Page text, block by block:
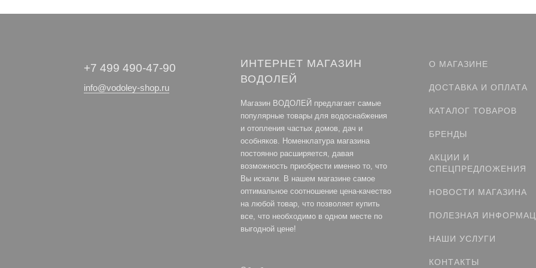
+7 499 490-47-90
info@vodoley-shop.ru
ИНТЕРНЕТ МАГАЗИН
ВОДОЛЕЙ
Магазин ВОДОЛЕЙ предлагает самые
популярные товары для водоснабжения
и отопления частых домов, дач и
особняков. Номенклатура магазина
постоянно расширяется, давая
возможность приобрести именно то, что
Вы искали. В нашем магазине самое
оптимальное соотношение цена-качество
на любой товар, что позволяет купить
все, что необходимо в одном месте по
выгодной цене!
О МАГАЗИНЕ
ДОСТАВКА И ОПЛАТА
КАТАЛОГ ТОВАРОВ
БРЕНДЫ
АКЦИИ И
СПЕЦПРЕДЛОЖЕНИЯ
НОВОСТИ МАГАЗИНА
ПОЛЕЗНАЯ
НАШИ УСЛУГИ
КОНТАКТЫ